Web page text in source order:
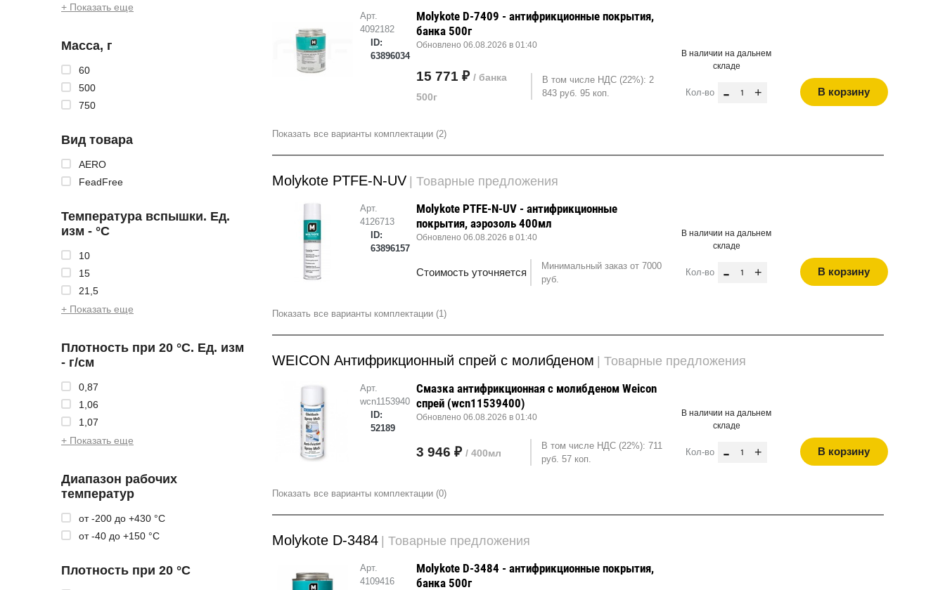
+ Показать еще
Масса, г
60
500
750
Вид товара
AERO
FeadFree
Температура вспышки. Ед.
изм - °C
10
15
21,5
+ Показать еще
Плотность при 20 °С. Ед. изм
- г/см
0,87
1,06
1,07
+ Показать еще
Диапазон рабочих
температур
от -200 до +430 °С
от -40 до +150 °С
Плотность при 20 °С
Арт.
4092182
ID:
63896034
Molykote D-7409 - антифрикционные покрытия,
банка 500г
Обновлено 06.08.2026 в 01:40
15 771 ₽/ банка
500г
В том числе НДС (22%): 2
843 руб. 95 коп.
В наличии на дальнем
складе
Кол-во - + В корзину
Показать все варианты комплектации (2)
Molykote PTFE-N-UV | Товарные предложения
Арт.
4126713
ID:
63896157
Molykote PTFE-N-UV - антифрикционные
покрытия, аэрозоль 400мл
Обновлено 06.08.2026 в 01:40
Стоимость уточняется
Минимальный заказ от 7000
руб.
В наличии на дальнем
складе
Кол-во - + В корзину
Показать все варианты комплектации (1)
WEICON Антифрикционный спрей с молибденом | Товарные предложения
Арт.
wcn11539400
ID:
52189
Смазка антифрикционная с молибденом Weicon
спрей (wcn11539400)
Обновлено 06.08.2026 в 01:40
3 946 ₽/ 400мл
В том числе НДС (22%): 711
руб. 57 коп.
В наличии на дальнем
складе
Кол-во - + В корзину
Показать все варианты комплектации (0)
Molykote D-3484 | Товарные предложения
Арт.
4109416
Molykote D-3484 - антифрикционные покрытия,
банка 500г